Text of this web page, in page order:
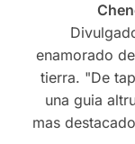
enamorado
tierra. "De
una guia
mas